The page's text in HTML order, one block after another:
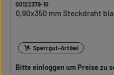
00122379-10
0,90x350 mm Steckdraht
Sperrgut-Artikel
Bitte einloggen um Preise zu